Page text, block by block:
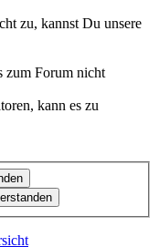
zu, kannst Du unsere
zum Forum nicht
kann es zu